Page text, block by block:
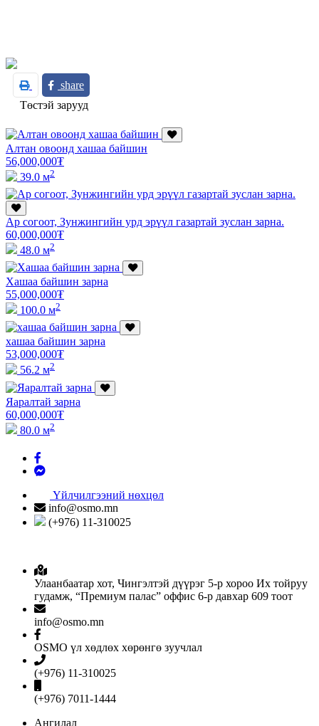
share
Төстэй зарууд
Алтан овоонд хашаа байшин
56,000,000₮
39.0 м2
Ар согоот, Зунжингийн урд эрүүл газартай зуслан зарна.
60,000,000₮
48.0 м2
Хашаа байшин зарна
55,000,000₮
100.0 м2
хашаа байшин зарна
53,000,000₮
56.2 м2
Яаралтай зарна
60,000,000₮
80.0 м2
Үйлчилгээний нөхцөл
info@osmo.mn
(+976) 11-310025
Улаанбаатар хот, Чингэлтэй дүүрэг 5-р хороо Их тойруу
гудамж, “Премиум палас” оффис 6-р давхар 609 тоот
info@osmo.mn
OSMO үл хөдлөх хөрөнгө зуучлал
(+976) 11-310025
(+976) 7011-1444
Ангилал